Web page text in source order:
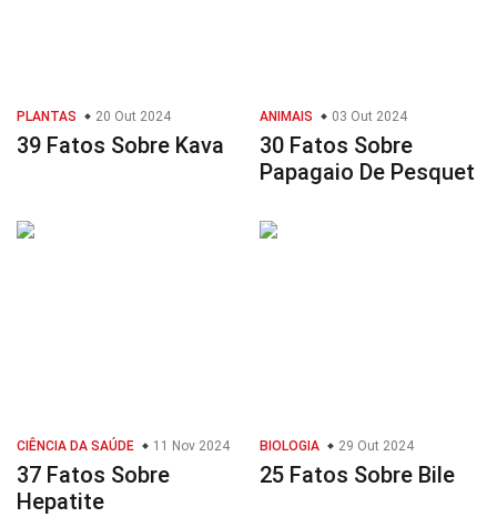
PLANTAS 20 Out 2024
39 Fatos Sobre Kava
ANIMAIS 03 Out 2024
30 Fatos Sobre
Papagaio De Pesquet
CIÊNCIA DA SAÚDE 11 Nov 2024
37 Fatos Sobre
Hepatite
BIOLOGIA 29 Out 2024
25 Fatos Sobre Bile